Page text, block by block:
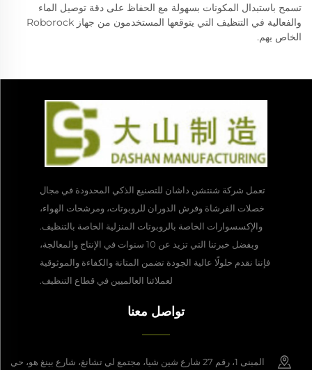
تسمح باستبدال المكونات بسهولة مع الحفاظ على دقة توصيل الماء
والفعالية في التنظيف التي يتوقعها المستخدمون من جهاز Roborock
الخاص بهم.
تعمل شركة شنتشن داشان للتصنيع الذكي المحدودة في مجال
خصلات الفرشاة وفرش الدوران للروبوتات، ومرشحات الهواء،
والإكسسوارات الخاصة بالروبوتات المنزلية الخاصة بالتنظيف.
وبفضل خبرتنا التي تزيد عن 10 سنوات في الإنتاج والمعالجة،
فإننا نقدم حلولًا عالية الجودة تضمن المتانة والكفاءة والموثوقية
لعملائنا العالميين في قطاع التنظيف.
تواصل معنا
المبنى 1، رقم 27 شارع شين شيا، مجتمع لي تشانغ، شارع بينغ هو، حي